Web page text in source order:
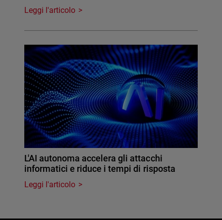
Leggi l'articolo
L'AI autonoma accelera gli attacchi
informatici e riduce i tempi di risposta
Leggi l'articolo